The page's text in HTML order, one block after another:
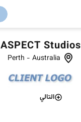
ASPECT Studios
Perth - Australia
التالي